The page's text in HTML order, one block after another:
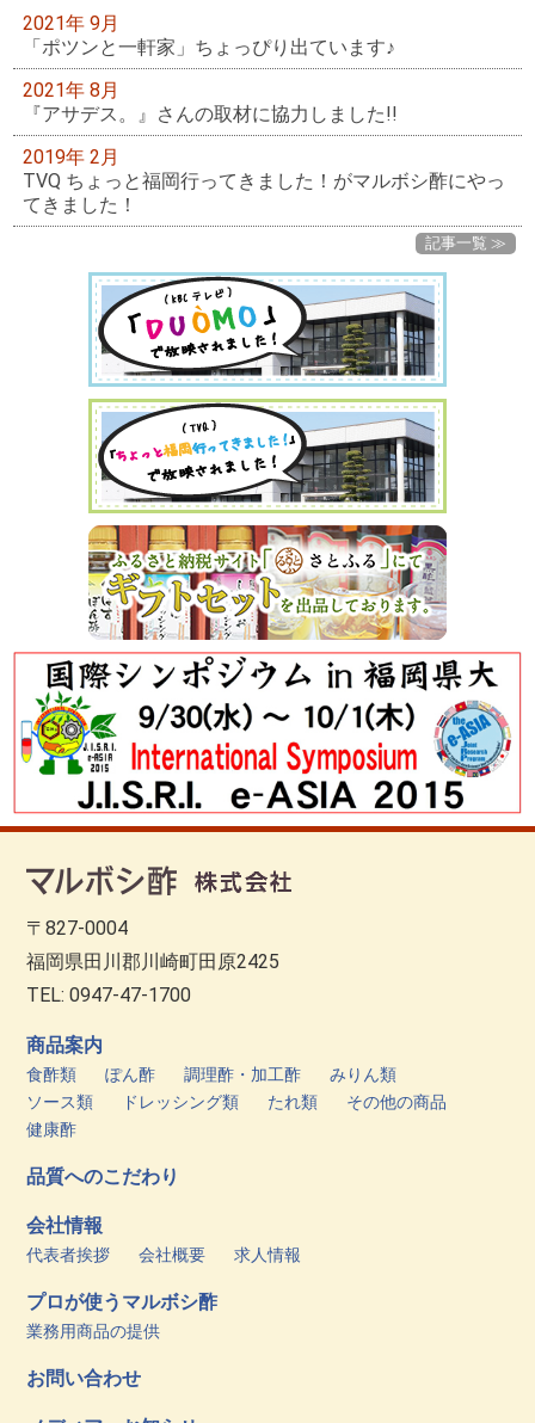
2021年 9月
「ポツンと一軒家」ちょっぴり出ています♪
2021年 8月
『アサデス。』さんの取材に協力しました!!
2019年 2月
TVQ ちょっと福岡行ってきました！がマルボシ酢にやっ
てきました！
記事一覧 ≫
〒827-0004
福岡県田川郡川崎町田原2425
TEL: 0947-47-1700
商品案内
食酢類 ぽん酢 調理酢・加工酢
みりん類
ソース類
ドレッシング類 たれ類
その他の商品
健康酢
品質へのこだわり
会社情報
代表者挨拶 会社概要 求人情報
プロが使うマルボシ酢
業務用商品の提供
お問い合わせ